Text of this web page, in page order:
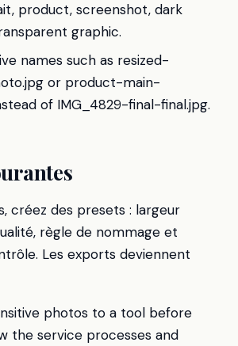
product, screenshot, dark
graphic.
names such as resized-
or product-main-
of IMG_4829-final-final.jpg.
créez des presets : largeur
règle de nommage et
Les exports deviennent
photos to a tool before
the service processes and